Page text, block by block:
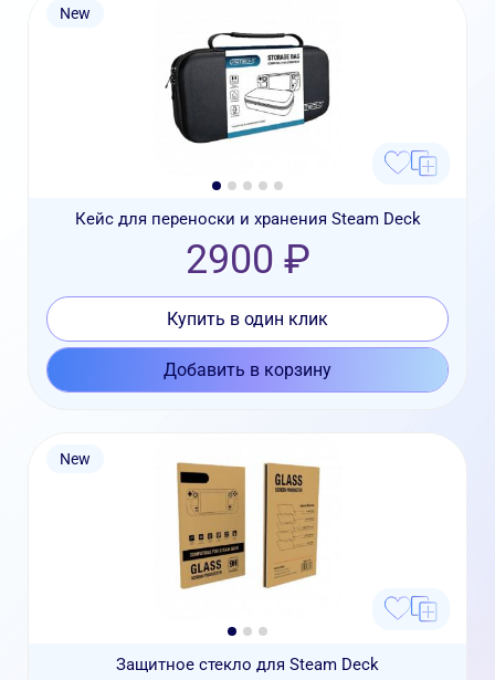
New
Кейс для переноски и хранения Steam Deck
2900 ₽
Купить в один клик
Добавить в корзину
New
Защитное стекло для Steam Deck